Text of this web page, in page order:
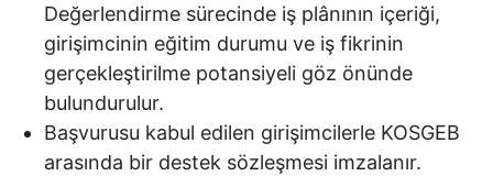
Değerlendirme sürecinde iş plânının içeriği,
girişimcinin eğitim durumu ve iş fikrinin
gerçekleştirilme potansiyeli göz önünde
bulundurulur.
Başvurusu kabul edilen girişimcilerle KOSGEB
arasında bir destek sözleşmesi imzalanır.